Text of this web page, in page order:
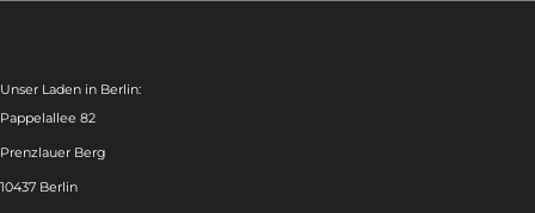
Unser Laden in Berlin:
Pappelallee 82
Prenzlauer Berg
10437 Berlin